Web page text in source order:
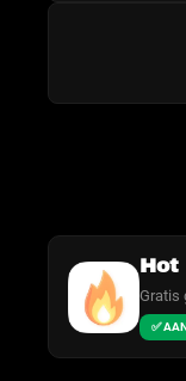
Hot
Gratis
✅